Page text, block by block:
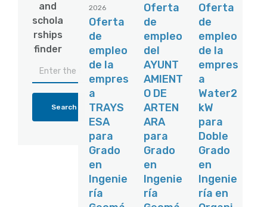
and
schola
rships
finder
2026
Oferta
de
empleo
de la
empres
a
TRAYS
ESA
para
Grado
en
Ingenie
ría
Oferta
de
empleo
del
AYUNT
AMIENT
O DE
ARTEN
ARA
para
Grado
en
Ingenie
ría
Oferta
de
empleo
de la
empres
a
Water2
kW
para
Doble
Grado
en
Ingenie
ría en